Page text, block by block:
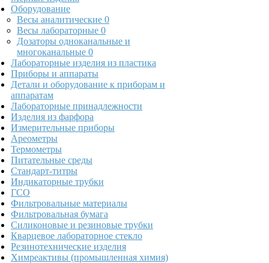
Оборудование
Весы аналитические 0
Весы лабораторные 0
Дозаторы одноканальные и
многоканальные 0
Лабораторные изделия из пластика
Приборы и аппараты
Детали и оборудование к приборам и
аппаратам
Лабораторные принадлежности
Изделия из фарфора
Измерительные приборы
Ареометры
Термометры
Питательные среды
Стандарт-титры
Индикаторные трубки
ГСО
Фильтровальные материалы
Фильтровальная бумага
Силиконовые и резиновые трубки
Кварцевое лабораторное стекло
Резинотехнические изделия
Химреактивы (промышленная химия)